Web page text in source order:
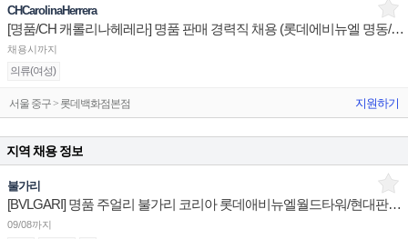
CHCarolinaHerrera
[명품/CH 캐롤리나헤레라] 명품 판매 경력직 채용 (롯데에비뉴엘 명동/잠실/부산)
채용시까지
의류(여성)
서울 중구 > 롯데백화점본점 지원하기
지역 채용 정보
불가리
[BVLGARI] 명품 주얼리 불가리 코리아 롯데애비뉴엘월드타워/현대판교/신세계센텀 부점장 채용
09/08까지